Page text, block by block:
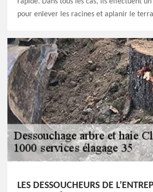
rapide. Dans tous les cas, ils effectuent
pour enlever les racines et aplanir le
LES DESSOUCHEURS DE